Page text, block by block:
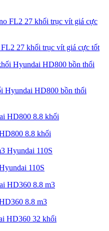
27 khối trục vít giá cực tốt
Hyundai HD800 bồn thổi
8.8 khối
110S
8.8 m3